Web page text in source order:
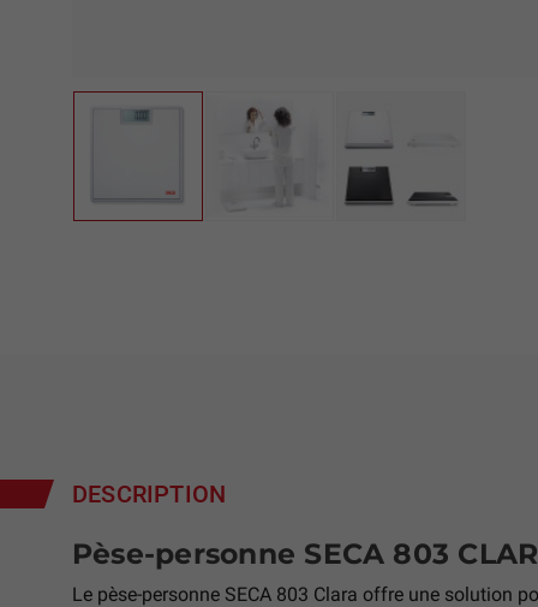
DESCRIPTION
Pèse-personne SECA 803
Le pèse-personne SECA 803 Clara offre une solution